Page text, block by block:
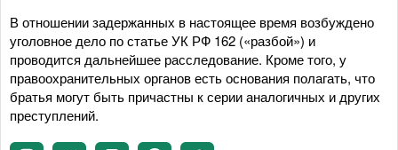
В отношении задержанных в настоящее время возбуждено
уголовное дело по статье УК РФ 162 («разбой») и
проводится дальнейшее расследование. Кроме того, у
правоохранительных органов есть основания полагать, что
братья могут быть причастны к серии аналогичных и других
преступлений.